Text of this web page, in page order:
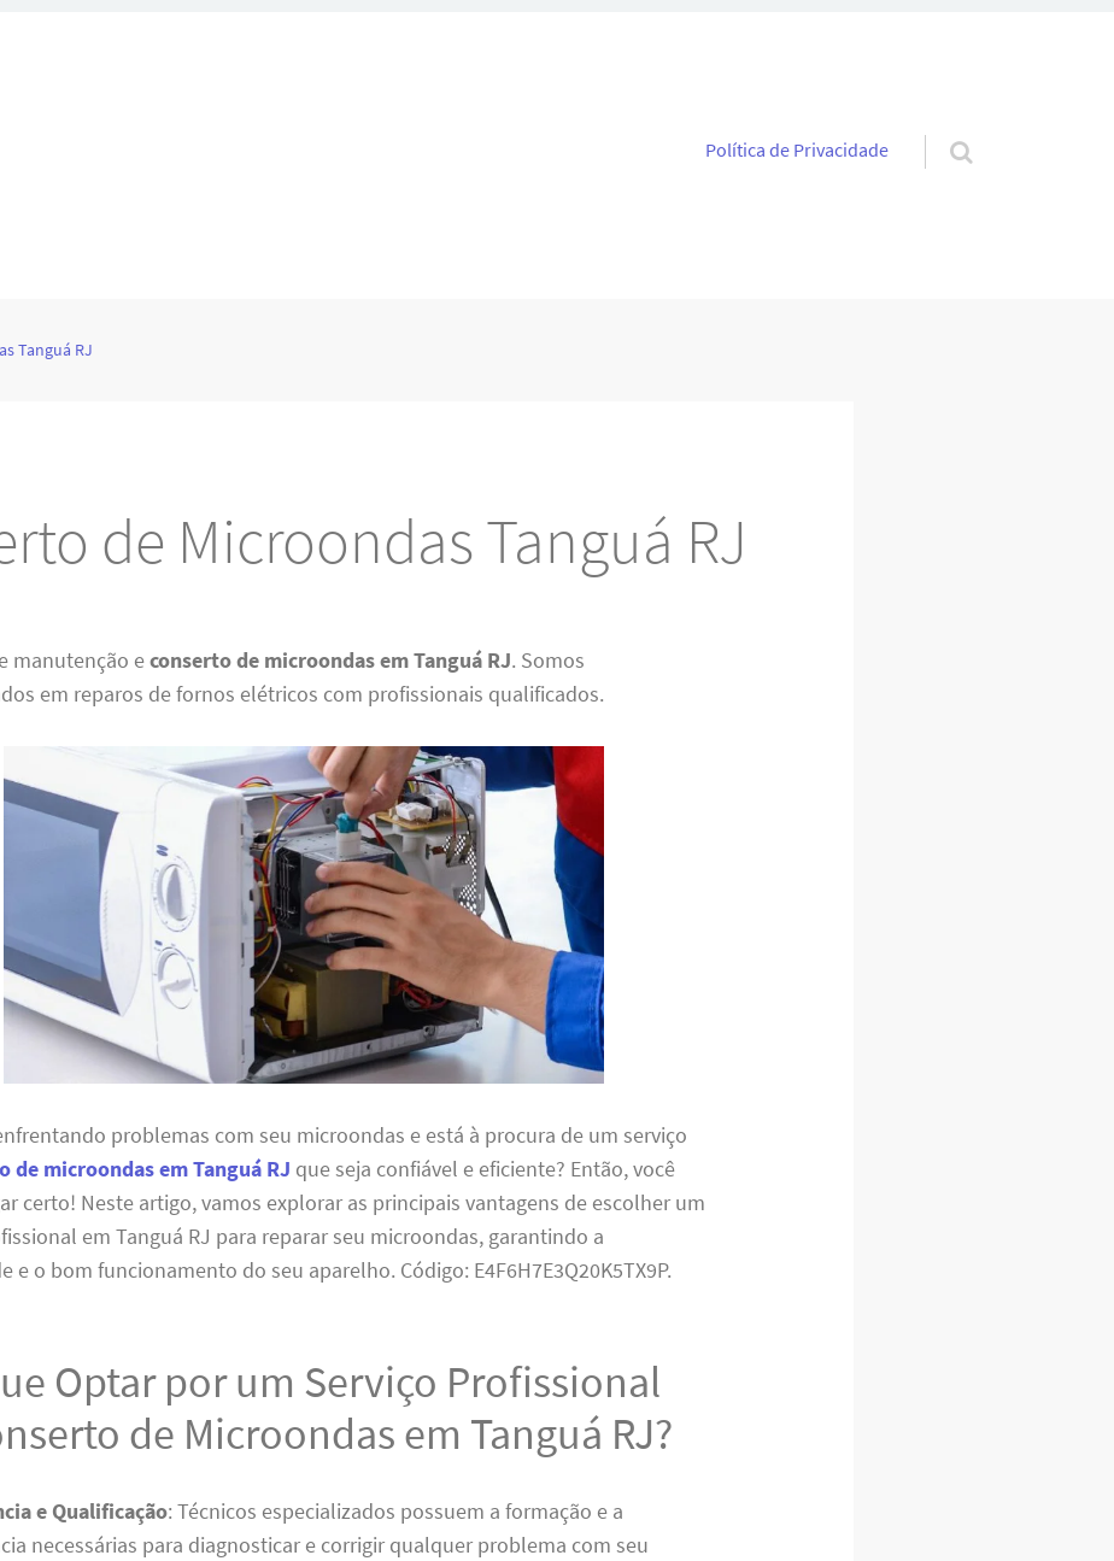
Pular para o conteúdo
Política de Privacidade
Tanguá RJ
de Microondas Tanguá RJ
manutenção econserto de microondas em Tanguá RJ. Somos
em reparos de fornos elétricos com profissionais qualificados.
problemas com seu microondas e está à procura de um serviço
de microondas em Tanguá RJ que seja confiável e eficiente? Então, você
certo! Neste artigo, vamos explorar as principais vantagens de escolher um
em Tanguá RJ para reparar seu microondas, garantindo a
e o bom funcionamento do seu aparelho. Código: E4F6H7E3Q20K5TX9P.
Optar por um Serviço Profissional
de Microondas em Tanguá RJ?
e Qualificação: Técnicos especializados possuem a formação e a
necessárias para diagnosticar e corrigir qualquer problema com seu